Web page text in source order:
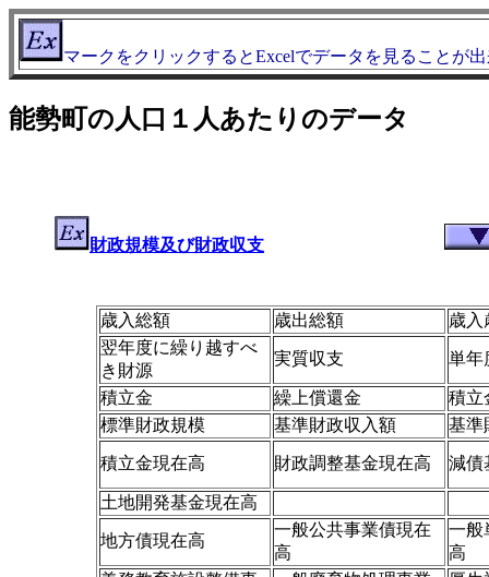
マークをクリックするとExcelでデータを見ることが
能勢町の人口１人あたりのデータ
財政規模及び財政収支
歳入総額 歳出総額
歳入
翌年度に繰り越すべ
き財源
実質収支 単年
積立金 繰上償還金
積立
標準財政規模
基準財政収入額 基準
積立金現在高 財政調整基金現在高 減債
土地開発基金現在高
地方債現在高
一般公共事業債現在
高
一般
高